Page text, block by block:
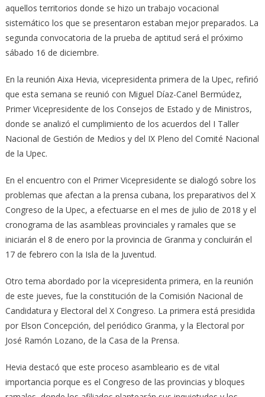
aquellos territorios donde se hizo un trabajo vocacional
sistemático los que se presentaron estaban mejor preparados. La
segunda convocatoria de la prueba de aptitud será el próximo
sábado 16 de diciembre.
En la reunión Aixa Hevia, vicepresidenta primera de la Upec, refirió
que esta semana se reunió con Miguel Díaz-Canel Bermúdez,
Primer Vicepresidente de los Consejos de Estado y de Ministros,
donde se analizó el cumplimiento de los acuerdos del I Taller
Nacional de Gestión de Medios y del IX Pleno del Comité Nacional
de la Upec.
En el encuentro con el Primer Vicepresidente se dialogó sobre los
problemas que afectan a la prensa cubana, los preparativos del X
Congreso de la Upec, a efectuarse en el mes de julio de 2018 y el
cronograma de las asambleas provinciales y ramales que se
iniciarán el 8 de enero por la provincia de Granma y concluirán el
17 de febrero con la Isla de la Juventud.
Otro tema abordado por la vicepresidenta primera, en la reunión
de este jueves, fue la constitución de la Comisión Nacional de
Candidatura y Electoral del X Congreso. La primera está presidida
por Elson Concepción, del periódico Granma, y la Electoral por
José Ramón Lozano, de la Casa de la Prensa.
Hevia destacó que este proceso asambleario es de vital
importancia porque es el Congreso de las provincias y bloques